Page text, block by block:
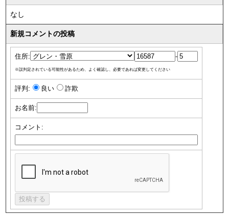
なし
新規コメントの投稿
住所: -
※誤判定されている可能性があるため、よく確認し、必要であれば変更してください
評判: 良い 詐欺
お名前:
コメント: